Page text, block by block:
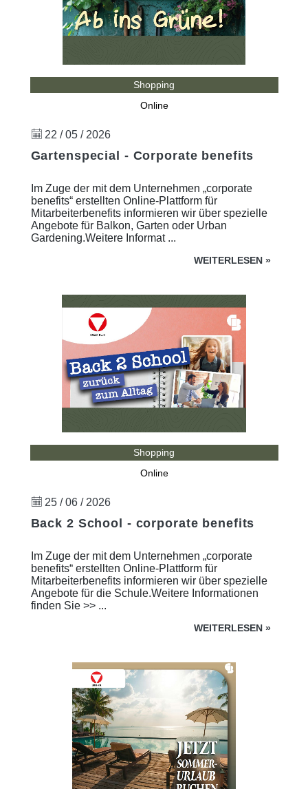
Shopping
Online
22 / 05 / 2026
Gartenspecial - Corporate benefits
Im Zuge der mit dem Unternehmen „corporate
benefits“ erstellten Online-Plattform für
Mitarbeiterbenefits informieren wir über spezielle
Angebote für Balkon, Garten oder Urban
Gardening.Weitere Informat ...
WEITERLESEN »
Shopping
Online
25 / 06 / 2026
Back 2 School - corporate benefits
Im Zuge der mit dem Unternehmen „corporate
benefits“ erstellten Online-Plattform für
Mitarbeiterbenefits informieren wir über spezielle
Angebote für die Schule.Weitere Informationen
finden Sie >> ...
WEITERLESEN »